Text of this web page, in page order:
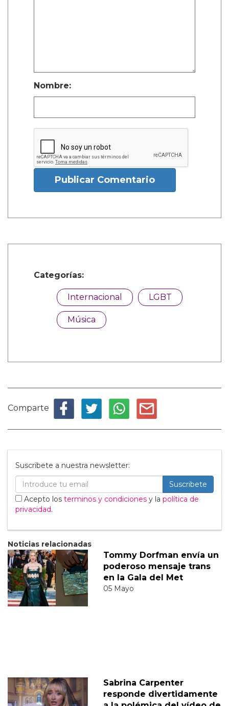
Nombre:
Publicar Comentario
Categorías:
Internacional LGBT
Música
Comparte
Suscribete a nuestra newsletter:
Suscribete
Acepto los terminos y condiciones y la política de
privacidad.
Noticias relacionadas
Tommy Dorfman envía un
poderoso mensaje trans
en la Gala del Met
05 Mayo
Sabrina Carpenter
responde divertidamente